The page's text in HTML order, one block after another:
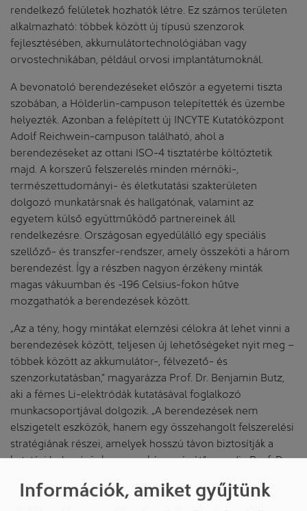
rendelkező felületek hozhatók létre. Ez számos területen
alkalmazható: többek között új típusú szenzorok
fejlesztésében, akkumulátortechnológiában vagy
orvostechnikában, például orvosi implantátumoknál.
A bevonatoló berendezéseket először a egyetemi tiszta
szobában, a Hölderlin-campuson telepítették és üzembe
helyezték. Azonban a felépített új INCYTE Kutatóközpont
Adolf Reichwein-campuson található, ahol a
berendezéseket az ottani ISO-4 tisztatérbe költöztetik
majd. A korszerű felszerelés minden mérnöki-,
természettudományi- és életkutatási szakterületen
dolgozó munkatársnak és hallgatónak, valamint az
egyetem külső együttműködő partnereinek áll
rendelkezésre. Országosan egyedülálló egy speciális
szellőző- és transzfer-rendszer, amely összeköti a három
berendezést. Így a részben nagyon érzékeny minták
magas vákuumban és -196 Celsius-fokon hűtve
mozgathatók a berendezések között.
„Az a tény, hogy mintákat elemzési célokra át lehet vinni a
berendezések között, teljesen új lehetőségeket nyit meg –
többek között az akkumulátor-, félvezető- és
szenzorkutatásban,” magyarázza Prof. Dr. Benjamin Butz,
aki a fémes Li-elektródák kutatásával foglalkozó
munkacsoportjával dolgozik. „A berendezések nem
elszigetelt eszközök, hanem egy összehangolt felszerelési
stratégiának részei, amelyek hosszú távon biztosítják a
kutatási helyszínünk versenyképességét,” mondja Prof. Dr.
A három bevonatoló berendezést a gyártó kifejezetten a
Információk, amiket gyűjtünk